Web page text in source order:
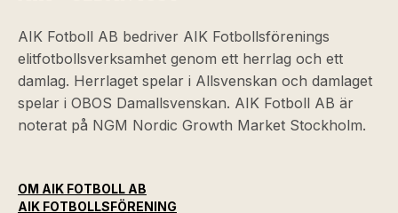
AIK Fotboll AB bedriver AIK Fotbollsförenings
elitfotbollsverksamhet genom ett herrlag och ett
damlag. Herrlaget spelar i Allsvenskan och damlaget
spelar i OBOS Damallsvenskan. AIK Fotboll AB är
noterat på NGM Nordic Growth Market Stockholm.
OM AIK FOTBOLL AB
AIK FOTBOLLSFÖRENING